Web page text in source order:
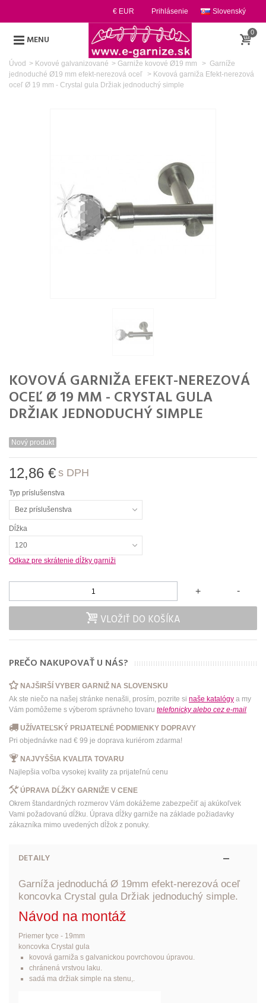
Slovenský
Prihlásenie
€ EUR
MENU
0
Úvod > Kovové galvanizované > Garniže kovové Ø19 mm > Garníže
jednoduché Ø19 mm efekt-nerezová oceľ > Kovová garniža Efekt-nerezová
oceľ Ø 19 mm - Crystal gula Držiak jednoduchý simple
KOVOVÁ GARNIŽA EFEKT-NEREZOVÁ
OCEĽ Ø 19 MM - CRYSTAL GULA
DRŽIAK JEDNODUCHÝ SIMPLE
Nový produkt
12,86 € s DPH
Typ príslušenstva
Bez príslušenstva
Dĺžka
120
Odkaz pre skrátenie dĺžky garniži
-
+
VLOŽIŤ DO KOŠÍKA
PREČO NAKUPOVAŤ U NÁS?
NAJŠIRŠÍ VYBER GARNIŽ NA SLOVENSKU
Ak ste niečo na našej stránke nenašli, prosím, pozrite si naše katalógy a my
Vám pomôžeme s výberom správneho tovaru telefonicky alebo cez e-mail
UŽÍVATEĽSKÝ PRIJATEĽNÉ PODMIENKY DOPRAVY
Pri objednávke nad € 99 je doprava kuriérom zdarma!
NAJVYŠŠIA KVALITA TOVARU
Najlepšia voľba vysokej kvality za prijateľnú cenu
ÚPRAVA DĹŽKY GARNIŽE V CENE
Okrem štandardných rozmerov Vám dokážeme zabezpečiť aj akúkoľvek
Vami požadovanú dĺžku. Úprava dĺžky garniže na základe požiadavky
zákazníka mimo uvedených dĺžok z ponuky.
DETAILY
Garníža jednoduchá Ø 19mm efekt-nerezová oceľ
koncovka Crystal gula Držiak jednoduchý simple.
Návod na montáž
Priemer tyce - 19mm
koncovka Crystal gula
kovová garniža s galvanickou povrchovou úpravou.
chránená vrstvou laku.
sadá ma držiak simple na stenu,.